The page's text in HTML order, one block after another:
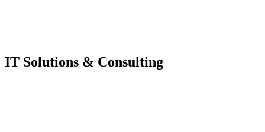
IT Solutions & Consulting